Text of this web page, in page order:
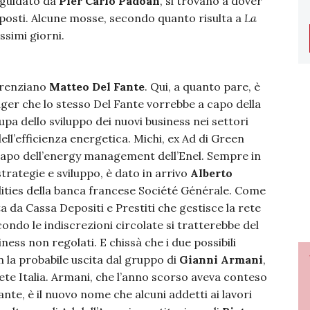
Alcune mosse, secondo quanto risulta a La
giorni.
Matteo Del Fante. Qui, a quanto pare, è
che lo stesso Del Fante vorrebbe a capo della
dello sviluppo dei nuovi business nei settori
energetica. Michi, ex Ad di Green
dell’energy management dell’Enel. Sempre in
e sviluppo, è dato in arrivo Alberto
della banca francese Société Générale. Come
Cassa Depositi e Prestiti che gestisce la rete
le indiscrezioni circolate si tratterebbe del
non regolati. E chissà che i due possibili
la probabile uscita dal gruppo di Gianni Armani,
Italia. Armani, che l’anno scorso aveva conteso
è il nuovo nome che alcuni addetti ai lavori